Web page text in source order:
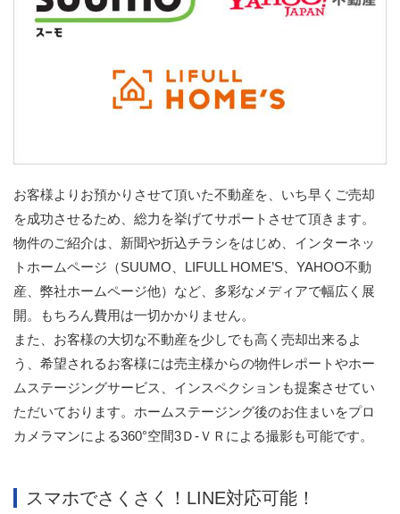
お客様よりお預かりさせて頂いた不動産を、いち早くご売却
を成功させるため、総力を挙げてサポートさせて頂きます。
物件のご紹介は、新聞や折込チラシをはじめ、インターネッ
トホームページ（SUUMO、LIFULL HOME’S、YAHOO不動
産、弊社ホームページ他）など、多彩なメディアで幅広く展
開。もちろん費用は一切かかりません。
また、お客様の大切な不動産を少しでも高く売却出来るよ
う、希望されるお客様には売主様からの物件レポートやホー
ムステージングサービス、インスペクションも提案させてい
ただいております。ホームステージング後のお住まいをプロ
カメラマンによる360°空間3Ｄ-ＶＲによる撮影も可能です。
スマホでさくさく！LINE対応可能！